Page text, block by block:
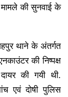
की सुनवाई के
थाने के अंतर्गत
की निष्पक्ष
की गयी थी.
एवं दोषी पुलिस